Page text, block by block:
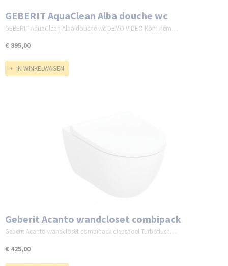
GEBERIT AquaClean Alba douche wc
GEBERIT AquaClean Alba douche wc DEMO VIDEO Kom hem…
€ 895,00
IN WINKELWAGEN
Geberit Acanto wandcloset combipack
Geberit Acanto wandcloset combipack diepspoel Turboflush…
€ 425,00